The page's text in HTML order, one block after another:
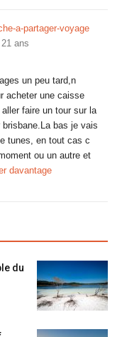
a-partager-voyage
ans
un peu tard,n
acheter une caisse
faire un tour sur la
bas je vais
tunes, en tout cas c
ou un autre et
davantage
du